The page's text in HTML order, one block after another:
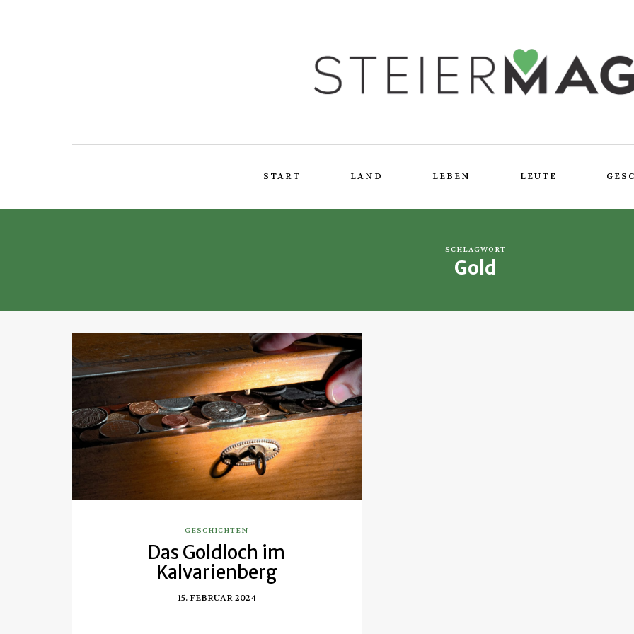
START LAND LEBEN LEUTE
SCHLAGWORT
Gold
GESCHICHTEN
Das Goldloch im
Kalvarienberg
15. FEBRUAR 2024